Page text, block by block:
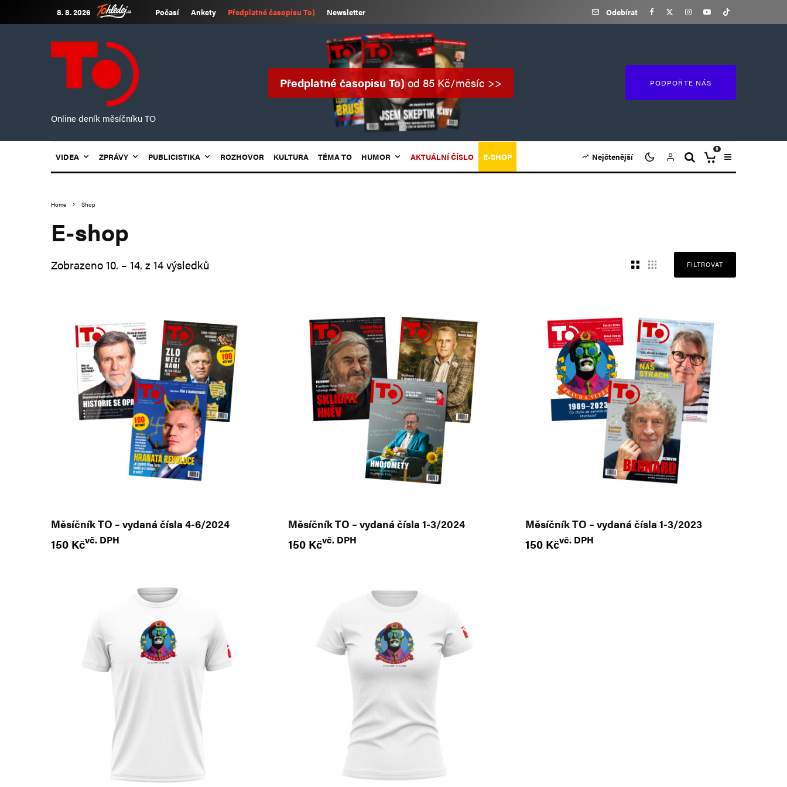
8. 8. 2026 Počasí Ankety Předplatné časopisu To) Newsletter Odebírat
Online deník měsíčníku TO
Předplatné časopisu To)od 85 Kč/měsíc >> PODPOŘTE NÁS
VIDEA ZPRÁVY PUBLICISTIKA ROZHOVOR KULTURA TÉMA TO HUMOR AKTUÁLNÍ ČÍSLO E-SHOP Nejčtenější
0
Home Shop
E-shop
Zobrazeno 10. – 14. z 14 výsledků FILTROVAT
Měsíčník TO – vydaná čísla 4-6/2024
150 Kčvč. DPH
Měsíčník TO – vydaná čísla 1-3/2024
150 Kčvč. DPH
Měsíčník TO – vydaná čísla 1-3/2023
150 Kčvč. DPH